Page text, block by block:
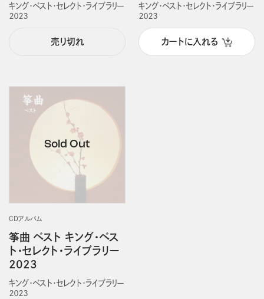
キング・ベスト・セレクト・ライブラリー
２０２３
売り切れ
キング・ベスト・セレクト・ライブラリー
２０２３
カートに入れる
CDアルバム
筝曲 ベスト キング・ベス
ト・セレクト・ライブラリー
2023
キング・ベスト・セレクト・ライブラリー
２０２３